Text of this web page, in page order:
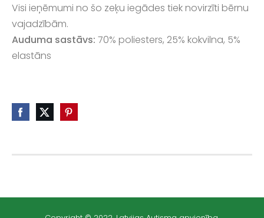
Visi ieņēmumi no šo zeķu iegādes tiek novirzīti bērnu
vajadzībām.
Auduma sastāvs: 70% poliesters, 25% kokvilna, 5%
elastāns